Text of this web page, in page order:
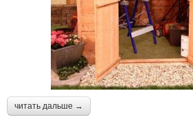
читать дальше →